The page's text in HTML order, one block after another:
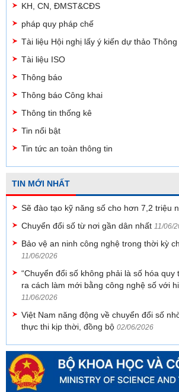
KH, CN, ĐMST&CĐS
pháp quy pháp chế
Tài liệu Hội nghị lấy ý kiến dự thảo
Tài liệu ISO
Thông báo
Thông báo Công khai
Thông tin thống kê
Tin nổi bật
Tin tức an toàn thông tin
TIN MỚI NHẤT
Sẽ đào tạo kỹ năng số cho hơn 7,2 triệu
Chuyển đổi số từ nơi gần dân nhất 11/06/
Bảo vệ an ninh công nghệ trong thời kỳ
11/06/2026
“Chuyển đổi số không phải là số hóa
ra cách làm mới bằng công nghệ số với
11/06/2026
Việt Nam năng động về chuyển đổi số
thực thi kịp thời, đồng bộ 02/06/2026